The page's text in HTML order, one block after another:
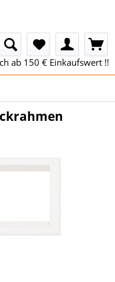
ab 150 € Einkaufswert !!